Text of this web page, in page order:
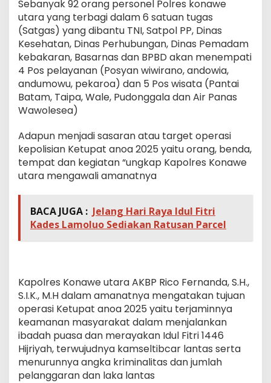
Sebanyak 92 orang personel Polres konawe
utara yang terbagi dalam 6 satuan tugas
(Satgas) yang dibantu TNI, Satpol PP, Dinas
Kesehatan, Dinas Perhubungan, Dinas Pemadam
kebakaran, Basarnas dan BPBD akan menempati
4 Pos pelayanan (Posyan wiwirano, andowia,
andumowu, pekaroa) dan 5 Pos wisata (Pantai
Batam, Taipa, Wale, Pudonggala dan Air Panas
Wawolesea)
Adapun menjadi sasaran atau target operasi
kepolisian Ketupat anoa 2025 yaitu orang, benda,
tempat dan kegiatan “ungkap Kapolres Konawe
utara mengawali amanatnya
BACA JUGA : Jelang Hari Raya Idul Fitri
Kades Lamoluo Sediakan Ratusan Parcel
Kapolres Konawe utara AKBP Rico Fernanda, S.H.,
S.I.K., M.H dalam amanatnya mengatakan tujuan
operasi Ketupat anoa 2025 yaitu terjaminnya
keamanan masyarakat dalam menjalankan
ibadah puasa dan merayakan Idul Fitri 1446
Hijriyah, terwujudnya kamseltibcar lantas serta
menurunnya angka kriminalitas dan jumlah
pelanggaran dan laka lantas